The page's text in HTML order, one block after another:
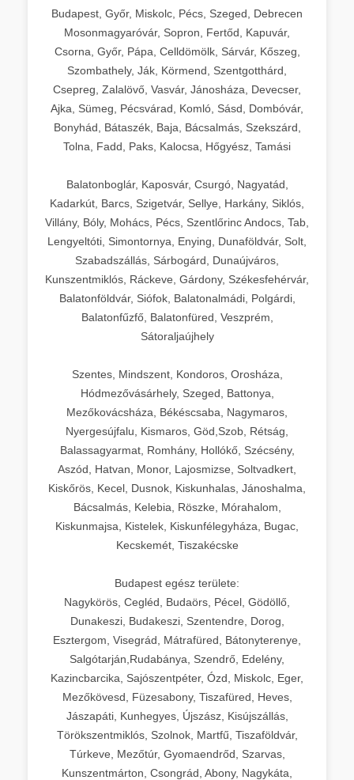
Budapest, Győr, Miskolc, Pécs, Szeged, Debrecen
Mosonmagyaróvár, Sopron, Fertőd, Kapuvár,
Csorna, Győr, Pápa, Celldömölk, Sárvár, Kőszeg,
Szombathely, Ják, Körmend, Szentgotthárd,
Csepreg, Zalalövő, Vasvár, Jánosháza, Devecser,
Ajka, Sümeg, Pécsvárad, Komló, Sásd, Dombóvár,
Bonyhád, Bátaszék, Baja, Bácsalmás, Szekszárd,
Tolna, Fadd, Paks, Kalocsa, Hőgyész, Tamási
Balatonboglár, Kaposvár, Csurgó, Nagyatád,
Kadarkút, Barcs, Szigetvár, Sellye, Harkány, Siklós,
Villány, Bóly, Mohács, Pécs, Szentlőrinc Andocs, Tab,
Lengyeltóti, Simontornya, Enying, Dunaföldvár, Solt,
Szabadszállás, Sárbogárd, Dunaújváros,
Kunszentmiklós, Ráckeve, Gárdony, Székesfehérvár,
Balatonföldvár, Siófok, Balatonalmádi, Polgárdi,
Balatonfűzfő, Balatonfüred, Veszprém,
Sátoraljaújhely
Szentes, Mindszent, Kondoros, Orosháza,
Hódmezővásárhely, Szeged, Battonya,
Mezőkovácsháza, Békéscsaba, Nagymaros,
Nyergesújfalu, Kismaros, Göd,Szob, Rétság,
Balassagyarmat, Romhány, Hollókő, Szécsény,
Aszód, Hatvan, Monor, Lajosmizse, Soltvadkert,
Kiskőrös, Kecel, Dusnok, Kiskunhalas, Jánoshalma,
Bácsalmás, Kelebia, Röszke, Mórahalom,
Kiskunmajsa, Kistelek, Kiskunfélegyháza, Bugac,
Kecskemét, Tiszakécske
Budapest egész területe:
Nagykörös, Cegléd, Budaörs, Pécel, Gödöllő,
Dunakeszi, Budakeszi, Szentendre, Dorog,
Esztergom, Visegrád, Mátrafüred, Bátonyterenye,
Salgótarján,Rudabánya, Szendrő, Edelény,
Kazincbarcika, Sajószentpéter, Ózd, Miskolc, Eger,
Mezőkövesd, Füzesabony, Tiszafüred, Heves,
Jászapáti, Kunhegyes, Újszász, Kisújszállás,
Törökszentmiklós, Szolnok, Martfű, Tiszaföldvár,
Túrkeve, Mezőtúr, Gyomaendrőd, Szarvas,
Kunszentmárton, Csongrád, Abony, Nagykáta,